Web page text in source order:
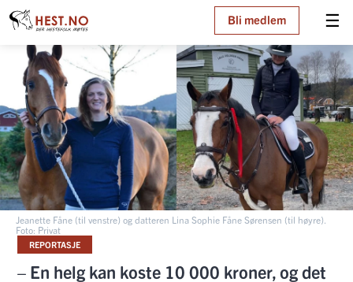
☰
Bli medlem
Jeanette Fåne (til venstre) og datteren Lina Sophie Fåne Sørensen (til høyre).
Foto: Privat
REPORTASJE
– En helg kan koste 10 000 kroner, og det